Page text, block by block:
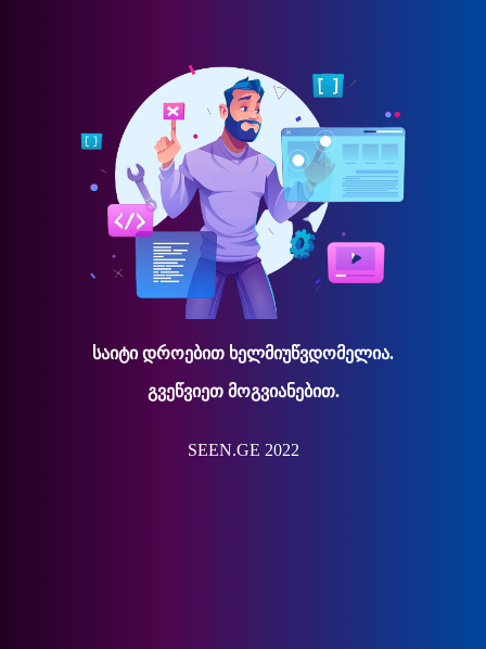
საიტი დროებით ხელმიუწვდომელია.
გვეწვიეთ მოგვიანებით.
SEEN.GE 2022